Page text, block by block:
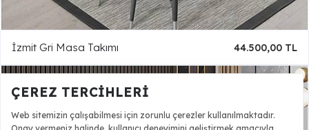
İzmit Gri Masa Takımı 44.500,00 TL
ÇEREZ TERCIHLERI
Web sitemizin çalışabilmesi için zorunlu çerezler kullanılmaktadır.